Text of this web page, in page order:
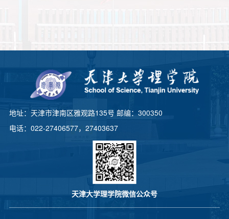
地址：天津市津南区雅观路135号 邮编：300350
电话：022-27406577，27403637
天津大学理学院微信公众号